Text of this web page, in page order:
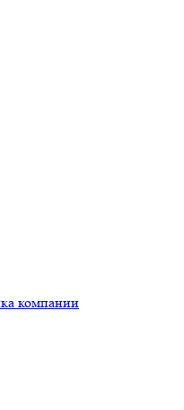
компании